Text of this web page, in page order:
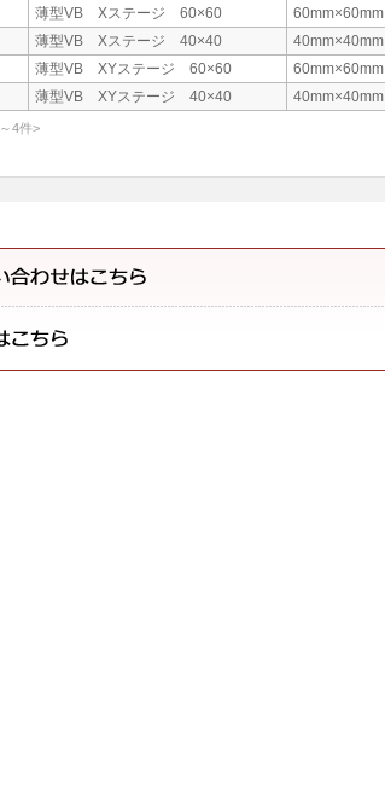
薄型VB Xステージ 60×60 60mm×60mm
薄型VB Xステージ 40×40 40mm×40mm
薄型VB XYステージ 60×60 60mm×60mm
薄型VB XYステージ 40×40 40mm×40mm
～4件>